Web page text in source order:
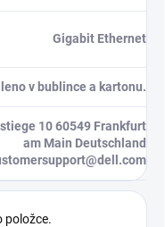
Gigabit Ethernet
v bublince a kartonu.
10 60549 Frankfurt
am Main Deutschland
položce.